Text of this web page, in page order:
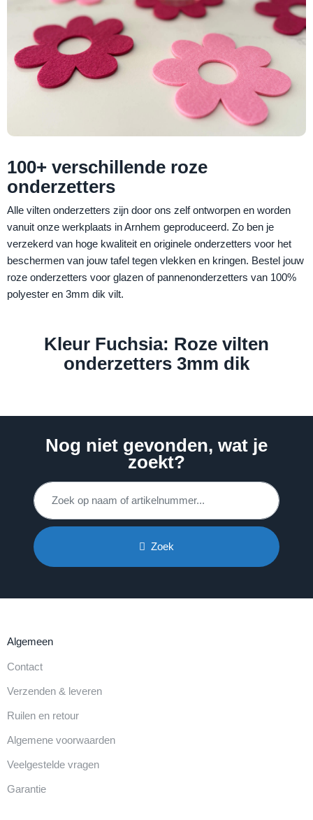
100+ verschillende roze
onderzetters
Alle vilten onderzetters zijn door ons zelf ontworpen en worden
vanuit onze werkplaats in Arnhem geproduceerd. Zo ben je
verzekerd van hoge kwaliteit en originele onderzetters voor het
beschermen van jouw tafel tegen vlekken en kringen. Bestel jouw
roze onderzetters voor glazen of pannenonderzetters van 100%
polyester en 3mm dik vilt.
Kleur Fuchsia: Roze vilten
onderzetters 3mm dik
Nog niet gevonden, wat je
zoekt?
Zoek
Algemeen
Contact
Verzenden & leveren
Ruilen en retour
Algemene voorwaarden
Veelgestelde vragen
Garantie